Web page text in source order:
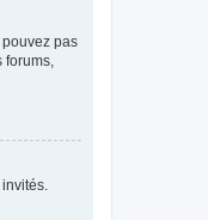
pas
forums,